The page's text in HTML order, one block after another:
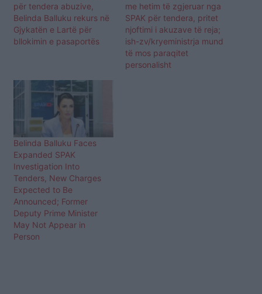
për tendera abuzive,
Belinda Balluku rekurs në
Gjykatën e Lartë për
bllokimin e pasaportës
me hetim të zgjeruar nga
SPAK për tendera, pritet
njoftimi i akuzave të reja;
ish-zv/kryeministrja mund
të mos paraqitet
personalisht
Belinda Balluku Faces
Expanded SPAK
Investigation Into
Tenders, New Charges
Expected to Be
Announced; Former
Deputy Prime Minister
May Not Appear in
Person